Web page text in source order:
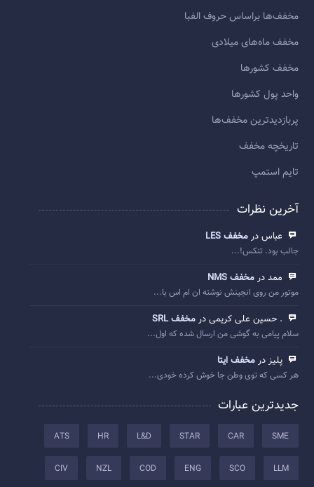
مخفف‌ها براساس حروف الفبا
مخفف ماه‌های میلادی
مخفف کشورها
واحد پول کشورها
پربازديدترين مخفف‌ها
تاريخچه مخفف
تایم استمپ
آخرین نظرات
عباس در مخفف LES
جالب بود. تنکس!...
ممد در مخفف NMS
موتور من روی انجینش نوشته ان ام اس با...
. حسین علی کریمی در مخفف SRL
سلام پیامی به گوشی من ارسال شده که اول...
پلیز در مخفف ایتا
هر کسی که توی وطن جا خوش کرده خودی...
جدیدترین عبارات
SME
CAR
STAR
L&D
HR
ATS
LLM
SCO
ENG
COD
NZL
CIV